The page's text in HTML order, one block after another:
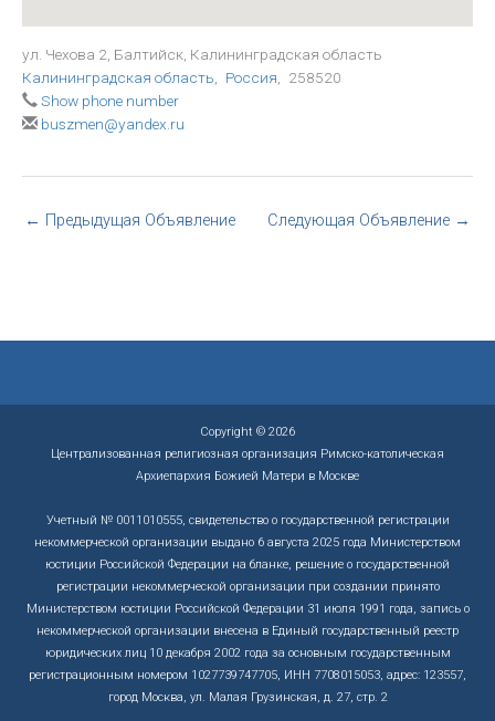
ул. Чехова 2, Балтийск, Калининградская область
Калининградская область
Россия
258520
Show phone number
buszmen@yandex.ru
← Предыдущая Объявление Следующая Объявление →
Copyright © 2026
Централизованная религиозная организация Римско-католическая
Архиепархия Божией Матери в Москве
Учетный № 0011010555, свидетельство о государственной регистрации
некоммерческой организации выдано 6 августа 2025 года Министерством
юстиции Российской Федерации на бланке, решение о государственной
регистрации некоммерческой организации при создании принято
Министерством юстиции Российской Федерации 31 июля 1991 года, запись о
некоммерческой организации внесена в Единый государственный реестр
юридических лиц 10 декабря 2002 года за основным государственным
регистрационным номером 1027739747705, ИНН 7708015053, адрес: 123557,
город Москва, ул. Малая Грузинская, д. 27, стр. 2